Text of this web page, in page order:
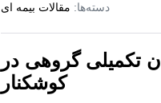
بیمه
درمان
+
بیمه
درمان
دسته‌ها: مقالات بیمه ای
تکمیلی گروهی در
کوشکنار